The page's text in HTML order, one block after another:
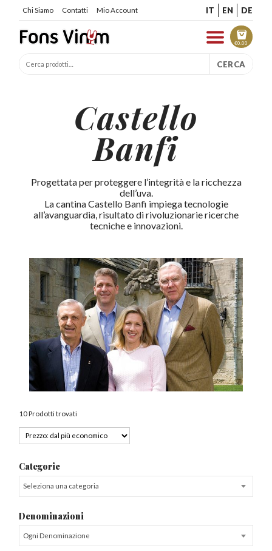
Chi Siamo Contatti Mio Account IT EN DE
€0.00
CERCA
Castello
Banfi
Progettata per proteggere l’integrità e la ricchezza
dell’uva.
La cantina Castello Banfi impiega tecnologie
all’avanguardia, risultato di rivoluzionarie ricerche
tecniche e innovazioni.
10 Prodotti trovati
Categorie
Seleziona una categoria
Denominazioni
Ogni Denominazione